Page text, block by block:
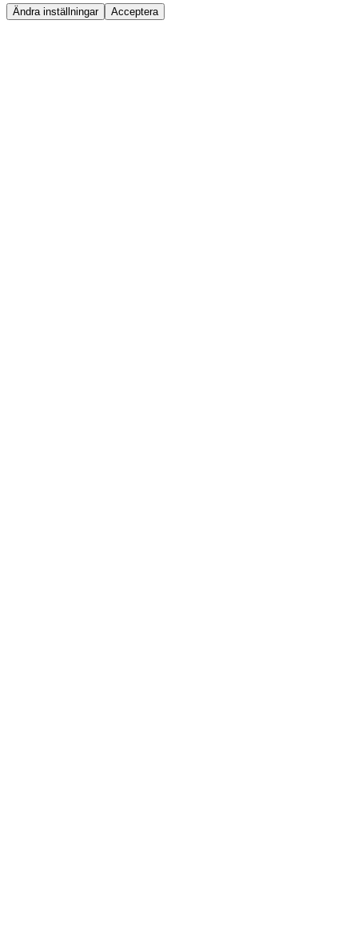
Ändra inställningar Acceptera